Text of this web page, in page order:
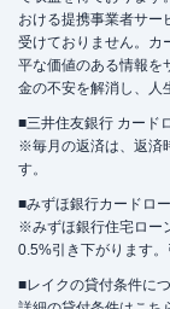
おける提携事業者サー
受けておりません。カ
平な価値のある情報を
金の不安を解消し、人
■三井住友銀行 カード
※毎月の返済は、返済
す。
■みずほ銀行カードロ
※みずほ銀行住宅ロー
0.5%引き下がります
■レイクの貸付条件に